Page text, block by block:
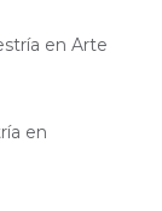
en Arte
en